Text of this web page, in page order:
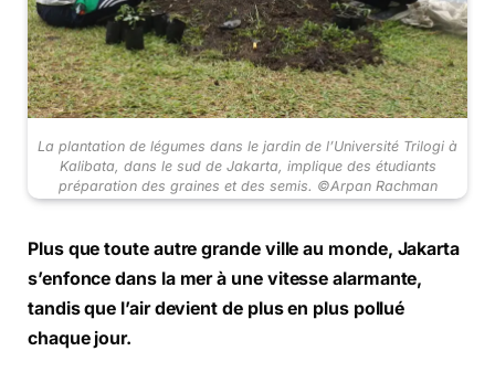
La plantation de légumes dans le jardin de l’Université Trilogi à
Kalibata, dans le sud de Jakarta, implique des étudiants
préparation des graines et des semis. ©Arpan Rachman
Plus que toute autre grande ville au monde, Jakarta
s’enfonce dans la mer à une vitesse alarmante,
tandis que l’air devient de plus en plus pollué
chaque jour.